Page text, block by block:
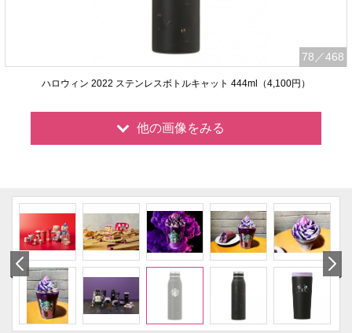
78 ／468
ハロウィン 2022 ステンレスボトルキャット 444ml（4,100円）
他の画像をみる